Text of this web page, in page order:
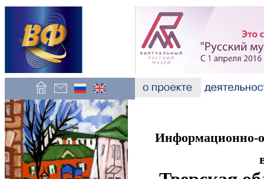
Информационно-